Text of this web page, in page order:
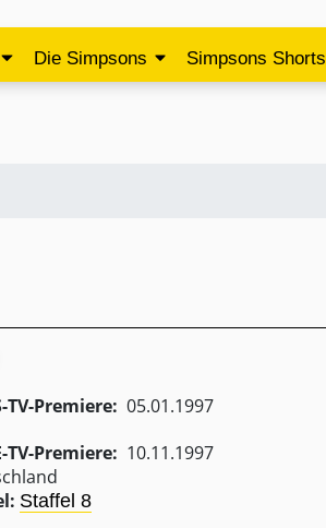
Die Simpsons Simpsons Shorts
TV-Premiere: 05.01.1997
TV-Premiere: 10.11.1997
Staffel 8